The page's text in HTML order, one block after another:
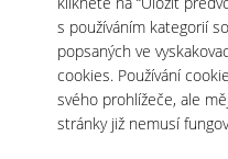
s používáním kategorií
popsaných ve
cookies. Používání
svého prohlížeče, ale
stránky již nemusí